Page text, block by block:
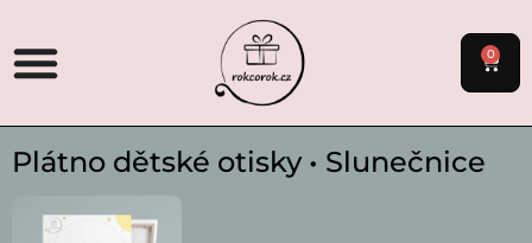
0
Plátno dětské otisky • Slunečnice